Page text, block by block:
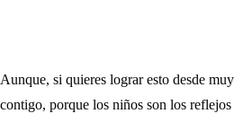
Aunque, si quieres lograr esto desde
contigo, porque los niños son los reflejos